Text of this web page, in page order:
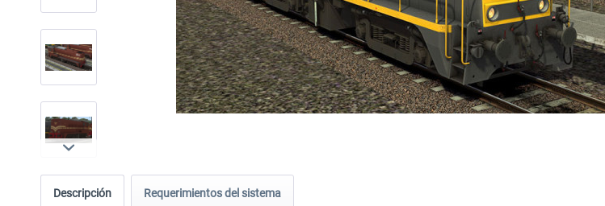
Descripción Requerimientos del sistema